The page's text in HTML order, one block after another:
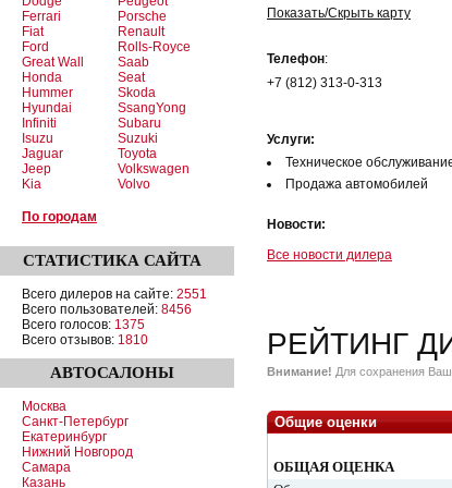
Ferrari
Fiat
Ford
Great Wall
Honda
Hummer
Hyundai
Infiniti
Isuzu
Jaguar
Jeep
Kia
Porsche
Renault
Rolls-Royce
Saab
Seat
Skoda
SsangYong
Subaru
Suzuki
Toyota
Volkswagen
Volvo
По городам
СТАТИСТИКА САЙТА
Всего дилеров на сайте: 2551
Всего пользователей: 8456
Всего голосов: 1375
Всего отзывов: 1810
АВТОСАЛОНЫ
Москва
Санкт-Петербург
Екатеринбург
Нижний Новгород
Самара
Казань
Показать/Скрыть карту
Телефон:
+7 (812) 313-0-313
Услуги:
Техническое
Продажа автомобилей
Новости:
Все новости дилера
РЕЙТИНГ
Внимание! Для сохранения
Общие оценки
ОБЩАЯ ОЦЕНКА